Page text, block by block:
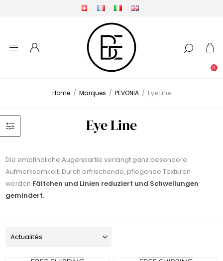
0
Home / Marques / PEVONIA / Eye Line
Eye Line
Die empfindliche Augenpartie verlangt ganz besondere
Aufmerksamkeit. Durch erfrischende, pflegende Texturen
werden Fältchen und Linien reduziert und Schwellungen
gemindert.